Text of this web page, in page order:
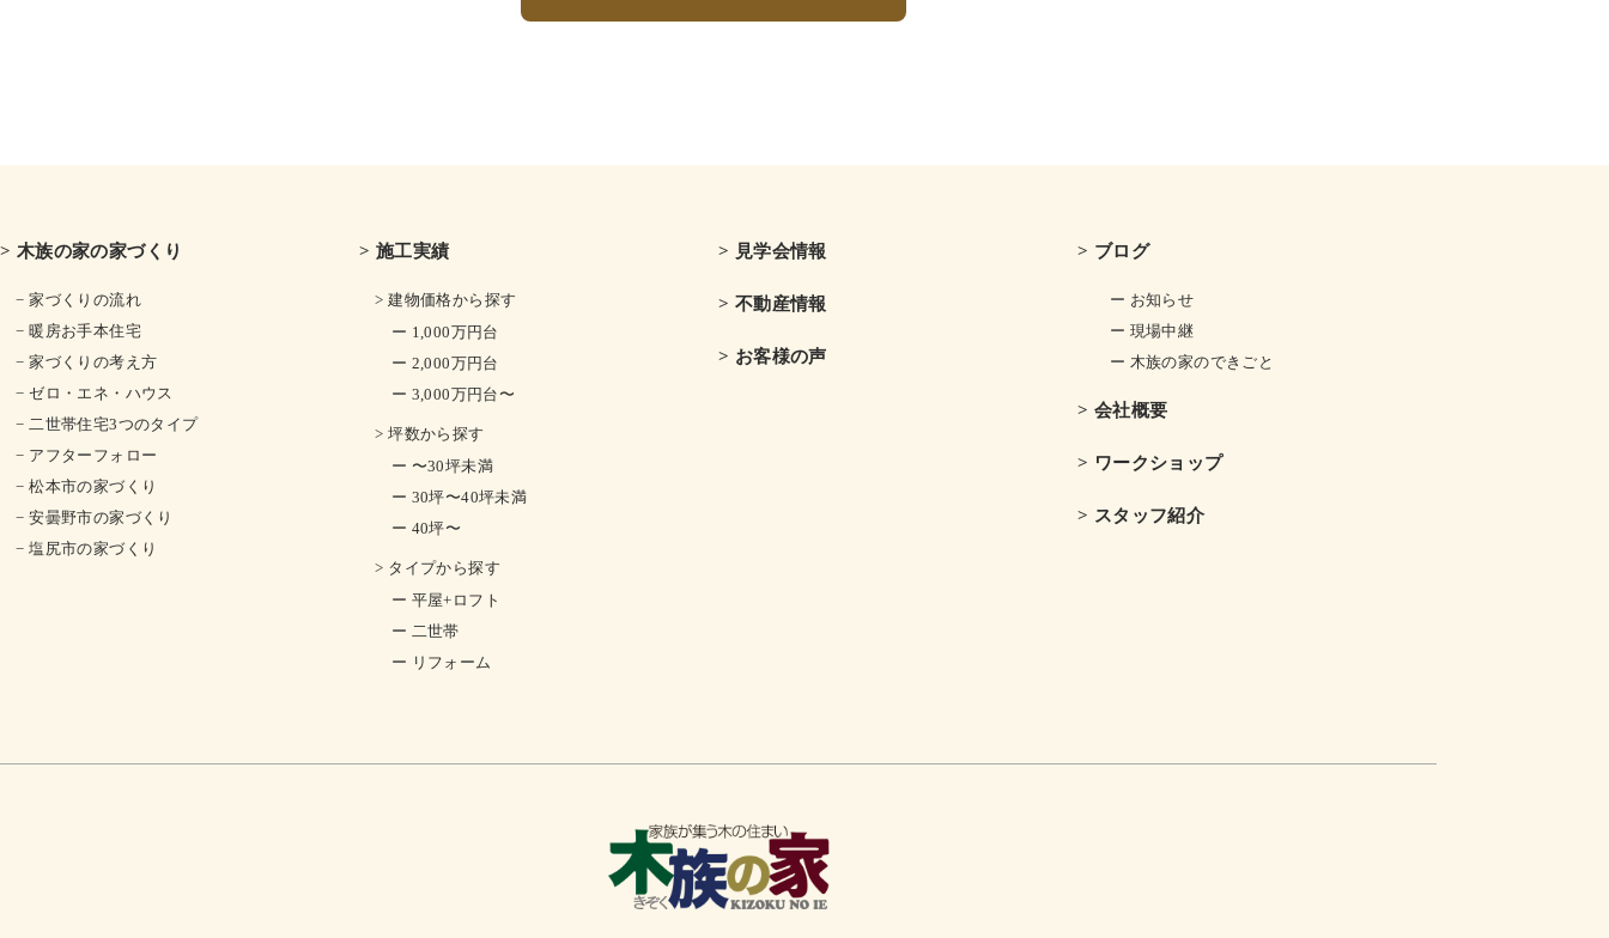
> 木族の家の家づくり
− 家づくりの流れ
− 暖房お手本住宅
− 家づくりの考え方
− ゼロ・エネ・ハウス
− 二世帯住宅3つのタイプ
− アフターフォロー
− 松本市の家づくり
− 安曇野市の家づくり
− 塩尻市の家づくり
> 施工実績
> 建物価格から探す
ー 1,000万円台
ー 2,000万円台
ー 3,000万円台〜
> 坪数から探す
ー 〜30坪未満
ー 30坪〜40坪未満
ー 40坪〜
> タイプから探す
ー 平屋+ロフト
ー 二世帯
ー リフォーム
> 見学会情報
> 不動産情報
> お客様の声
> ブログ
ー お知らせ
ー 現場中継
ー 木族の家のできごと
> 会社概要
> ワークショップ
> スタッフ紹介